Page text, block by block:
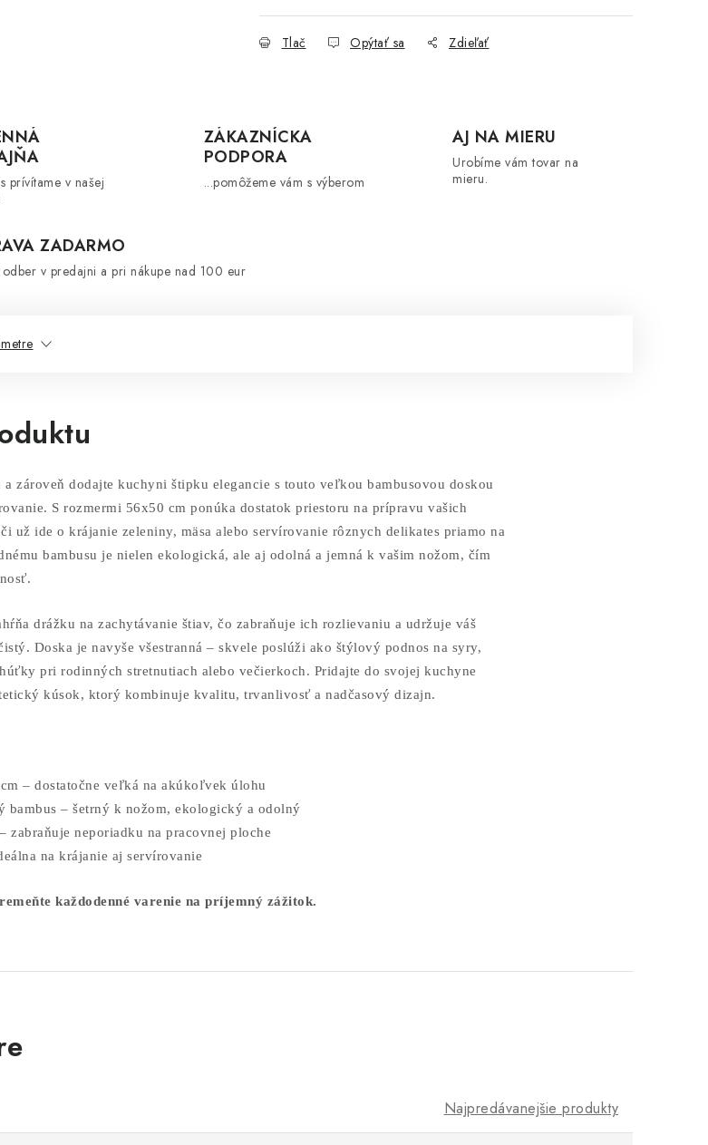
Tlač Opýtať sa Zdieľať
prívítame v našej
ZÁKAZNÍCKA
PODPORA
...pomôžeme vám s výberom
AJ NA MIERU
Urobíme vám tovar na
mieru.
ZADARMO
odber v predajni a pri nákupe nad 100 eur
zároveň dodajte kuchyni štipku elegancie s touto veľkou bambusovou doskou
S rozmermi 56x50 cm ponúka dostatok priestoru na prípravu vašich
už ide o krájanie zeleniny, mäsa alebo servírovanie rôznych delikates priamo na
bambusu je nielen ekologická, ale aj odolná a jemná k vašim nožom, čím
drážku na zachytávanie štiav, čo zabraňuje ich rozlievaniu a udržuje váš
Doska je navyše všestranná – skvele poslúži ako štýlový podnos na syry,
pri rodinných stretnutiach alebo večierkoch. Pridajte do svojej kuchyne
kúsok, ktorý kombinuje kvalitu, trvanlivosť a nadčasový dizajn.
– dostatočne veľká na akúkoľvek úlohu
bambus – šetrný k nožom, ekologický a odolný
zabraňuje neporiadku na pracovnej ploche
na krájanie aj servírovanie
každodenné varenie na príjemný zážitok.
Najpredávanejšie produkty